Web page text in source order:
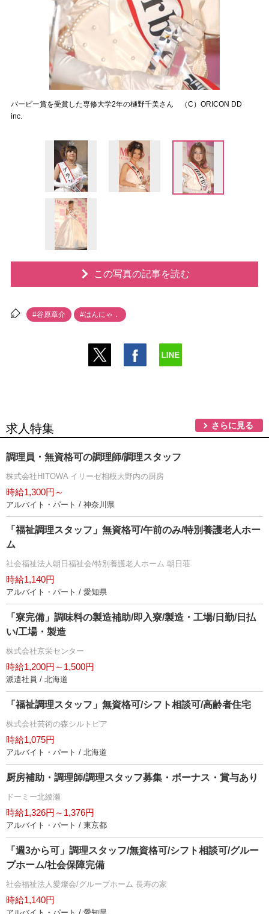
バービー賞を受賞した専修大学2年の樋野千美さん （C）ORICON DD
inc.
この写真の記事を読む
#谷原章介 #はんにゃ．
求人特集 さらに見る
調理員・無資格可の調理師/調理スタッフ
株式会社HITOWA イリーゼ相模大野内の厨房
時給1,300円～
アルバイト・パート / 神奈川県
「福祉調理スタッフ」無資格可/午前のみ/特別養護老人ホー
ム
社会福祉法人朝日福祉会/特別養護老人ホーム 朝日荘
時給1,140円
アルバイト・パート / 愛知県
「寮完備」調味料の製造補助/即入寮/製造・工場/日勤/日払
い/工場・製造
株式会社京栄センター
時給1,200円～1,500円
派遣社員 / 北海道
「福祉調理スタッフ」無資格可/シフト相談可/高齢者住宅
株式会社芸術の森シルトピア
時給1,075円
アルバイト・パート / 北海道
厨房補助・調理師/調理スタッフ募集・ボーナス・賞与あり
ドーミー北綾瀬
時給1,326円～1,376円
アルバイト・パート / 東京都
「週3から可」調理スタッフ/無資格可/シフト相談可/グルー
プホーム/社会保障完備
社会福祉法人愛燦会/グループホーム 長寿の家
時給1,140円